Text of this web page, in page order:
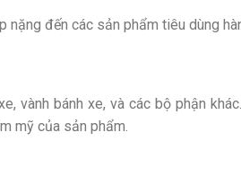
đến các sản phẩm tiêu dùng
vành bánh xe, và các bộ phận
mỹ của sản phẩm.